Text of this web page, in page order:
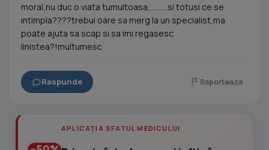
moral,nu duc o viata tumultoasa...........si totusi ce se
intimpla????trebui oare sa merg la un specialist,ma
poate ajuta sa scap si sa imi regasesc
linistea?!multumesc
Raspunde Raporteaza
APLICAȚIA SFATUL MEDICULUI